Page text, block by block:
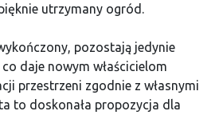
utrzymany ogród.
pozostają jedynie
daje nowym właścicielom
przestrzeni zgodnie z własnymi
to doskonała propozycja dla